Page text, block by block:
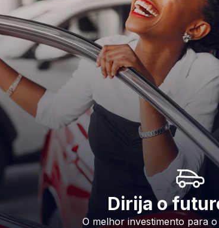
Dirija o
O melhor investimento para